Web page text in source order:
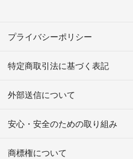
プライバシーポリシー
特定商取引法に基づく表記
外部送信について
安心・安全のための取り組み
商標権について